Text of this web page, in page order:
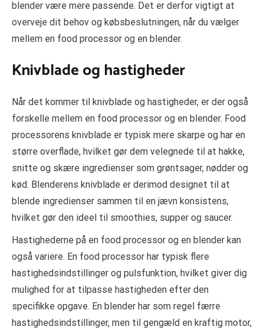
blender være mere passende. Det er derfor vigtigt at
overveje dit behov og købsbeslutningen, når du vælger
mellem en food processor og en blender.
Knivblade og hastigheder
Når det kommer til knivblade og hastigheder, er der også
forskelle mellem en food processor og en blender. Food
processorens knivblade er typisk mere skarpe og har en
større overflade, hvilket gør dem velegnede til at hakke,
snitte og skære ingredienser som grøntsager, nødder og
kød. Blenderens knivblade er derimod designet til at
blende ingredienser sammen til en jævn konsistens,
hvilket gør den ideel til smoothies, supper og saucer.
Hastighederne på en food processor og en blender kan
også variere. En food processor har typisk flere
hastighedsindstillinger og pulsfunktion, hvilket giver dig
mulighed for at tilpasse hastigheden efter den
specifikke opgave. En blender har som regel færre
hastighedsindstillinger, men til gengæld en kraftig motor,